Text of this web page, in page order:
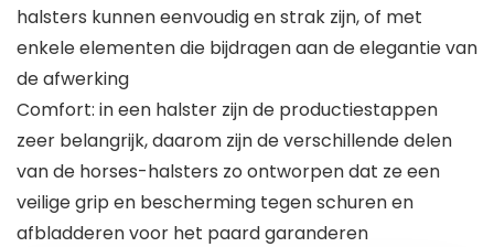
halsters kunnen eenvoudig en strak zijn, of met
enkele elementen die bijdragen aan de elegantie van
de afwerking
Comfort: in een halster zijn de productiestappen
zeer belangrijk, daarom zijn de verschillende delen
van de horses-halsters zo ontworpen dat ze een
veilige grip en bescherming tegen schuren en
afbladderen voor het paard garanderen